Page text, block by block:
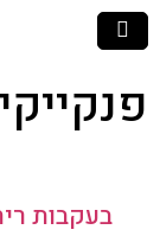
בעקבות